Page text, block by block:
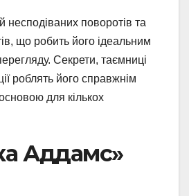
несподіваних поворотів та
що робить його ідеальним
Секрети, таємниці
роблять його справжнім
для кількох
Аддамс»